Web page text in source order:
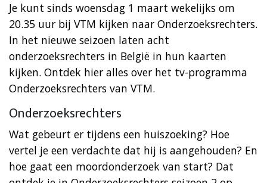
Je kunt sinds woensdag 1 maart wekelijks om
20.35 uur bij VTM kijken naar Onderzoeksrechters.
In het nieuwe seizoen laten acht
onderzoeksrechters in België in hun kaarten
kijken. Ontdek hier alles over het tv-programma
Onderzoeksrechters van VTM.
Onderzoeksrechters
Wat gebeurt er tijdens een huiszoeking? Hoe
vertel je een verdachte dat hij is aangehouden? En
hoe gaat een moordonderzoek van start? Dat